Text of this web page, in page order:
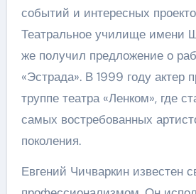
событий и интересных
Театральное училище имени
же получил предложение о
«Эстрада». В 1999 году актер
труппе театра «Ленком», где
самых востребованных
поколения.
Евгений Чичваркин известен